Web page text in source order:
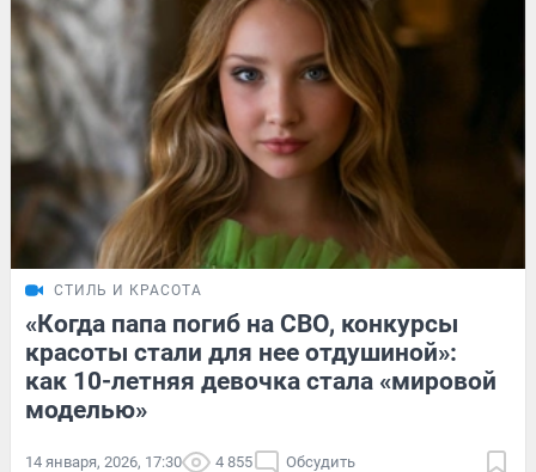
СТИЛЬ И КРАСОТА
«Когда папа погиб на СВО, конкурсы
красоты стали для нее отдушиной»:
как 10-летняя девочка стала «мировой
моделью»
14 января, 2026, 17:30 4 855 Обсудить